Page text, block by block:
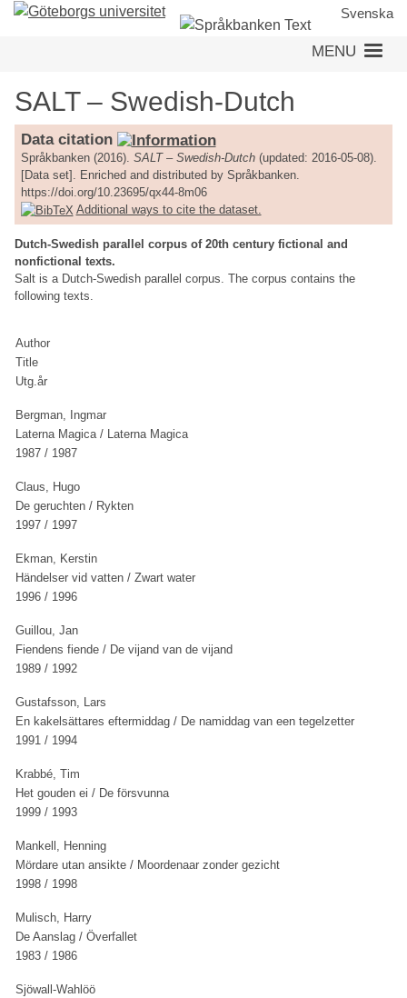
Skip
Svenska
MENU
SALT – Swedish-Dutch
Data citation
Språkbanken (2016). SALT – Swedish-Dutch(updated: 2016-05-08).
[Data set]. Enriched and distributed by Språkbanken.
https://doi.org/10.23695/qx44-8m06
Additional ways to cite the dataset.
Dutch-Swedish parallel corpus of 20th century fictional and
nonfictional texts.
Salt is a Dutch-Swedish parallel corpus. The corpus contains the
following texts.
Author
Title
Utg.år
Bergman, Ingmar
Laterna Magica / Laterna Magica
1987 / 1987
Claus, Hugo
De geruchten / Rykten
1997 / 1997
Ekman, Kerstin
Händelser vid vatten / Zwart water
1996 / 1996
Guillou, Jan
Fiendens fiende / De vijand van de vijand
1989 / 1992
Gustafsson, Lars
En kakelsättares eftermiddag / De namiddag van een tegelzetter
1991 / 1994
Krabbé, Tim
Het gouden ei / De försvunna
1999 / 1993
Mankell, Henning
Mördare utan ansikte / Moordenaar zonder gezicht
1998 / 1998
Mulisch, Harry
De Aanslag / Överfallet
1983 / 1986
Sjöwall-Wahlöö